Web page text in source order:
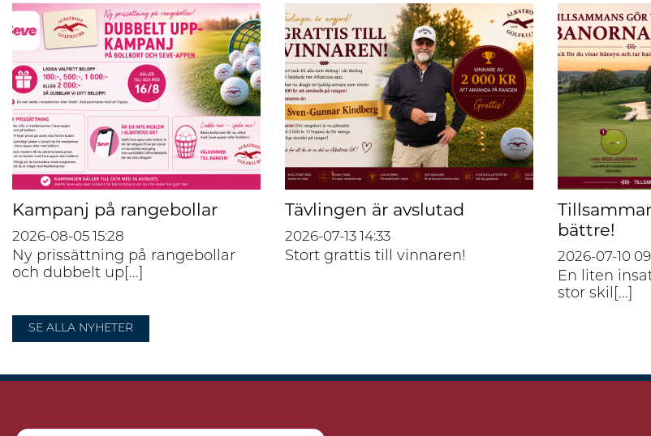
Kampanj på rangebollar
2026-08-05 15:28
Ny prissättning på rangebollar
och dubbelt up[...]
Tävlingen är avslutad
2026-07-13 14:33
Stort grattis till vinnaren!
bättre!
2026-07-10
En liten
stor skil[...]
SE ALLA NYHETER